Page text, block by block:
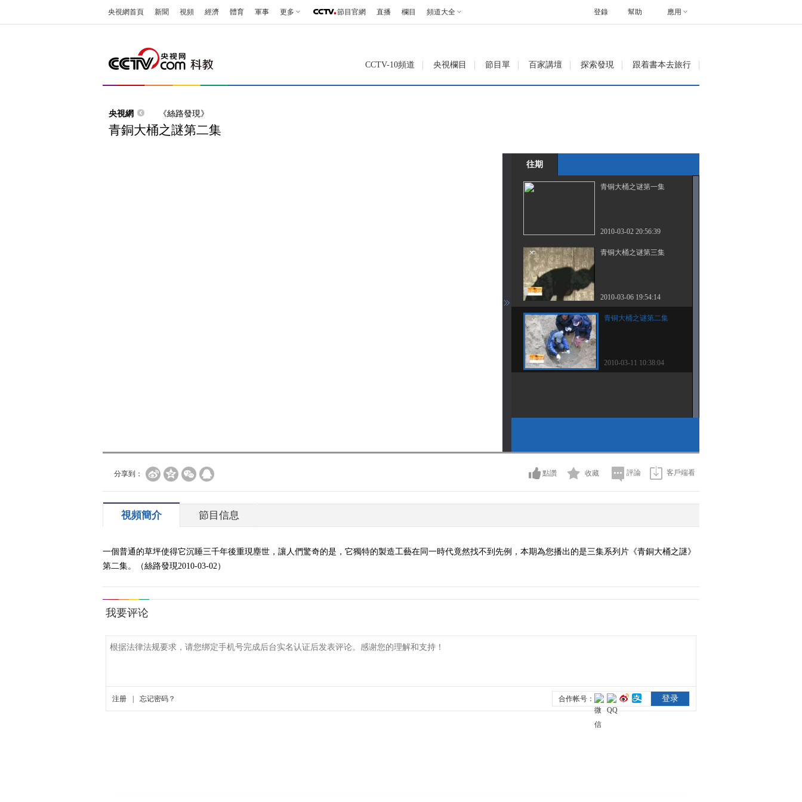
央視網首頁 新聞 視頻 經濟 體育 軍事 更多 節目官網 直播 欄目 頻道大全 幫助 應用
登錄
CCTV-10頻道 央視欄目 節目單 百家講壇 探索發現 跟着書本去旅行
央視網 《絲路發現》
青銅大桶之謎第二集
往期
青铜大桶之谜第一集
2010-03-02 20:56:39
青铜大桶之谜第三集
2010-03-06 19:54:14
青铜大桶之谜第二集
2010-03-11 10:38:04
分享到： 點讚 收藏 評論 客戶端看
視頻簡介 節目信息
一個普通的草坪使得它沉睡三千年後重現塵世，讓人們驚奇的是，它獨特的製造工藝在同一時代竟然找不到先例，本期為您播出的是三集系列片《青銅大桶之謎》
第二集。（絲路發現2010-03-02）